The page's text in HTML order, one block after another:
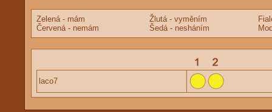
Zelená - mám
Červená - nemám
Žlutá - vyměním
Šedá - nesháním
laco7